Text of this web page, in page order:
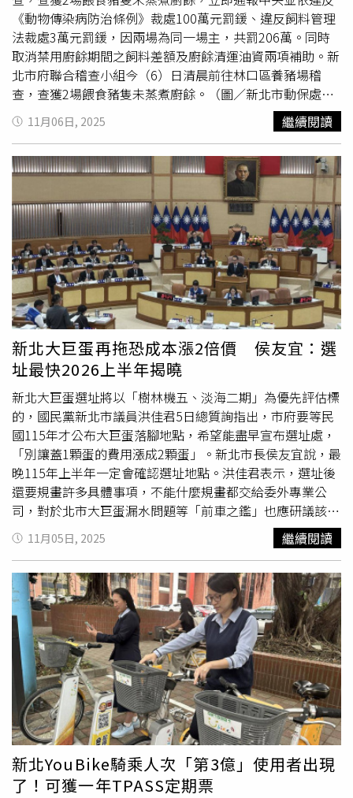
收獲珍貴的自然體驗。
《動物傳染病防治條例》裁處100萬元罰鍰、違反飼料管理
法裁處3萬元罰鍰，因兩場為同一場主，共罰206萬。同時
取消禁用廚餘期間之飼料差額及廚餘清運油資兩項補助。新
北市府聯合稽查小組今（6）日清晨前往林口區養豬場稽
查，查獲2場餵食豬隻未蒸煮廚餘。（圖／新北市動保處）
非洲豬瘟疫情防範不可鬆懈，新北市動保處今（6）日徹夜
查察林口豬場廚餘禁餵狀況，於清晨4時許發現廚餘車輛載
有廚餘桶停置場外，且廚餘車上裝有28桶廚餘，經開蓋逐一
檢視，違規事證明確。緊連旁邊養豬場其蒸煮槽亦裝滿未蒸
煮廚餘，以及4桶動物性廚油，場主及環保局人員目測槽內
至少有100桶份量。場主坦承，攪碎後未蒸煮餵食豬隻。稽
查小組表示，該2場為同一場主經營，兩場緊鄰、共飼養約
1700頭豬隻，使用同一套蒸煮設備，該業者違反防疫規
定，運載廚餘並餵飼未蒸煮廚餘養豬，依據《動物傳染病防
治條例》第43條，處最重罰。聯合稽查小組立即要求業者將
廚餘載運至新店焚化爐銷毀，並封鎖廚餘槽禁止再啟用，廚
餘採樣也已送往台大初篩實驗室送檢。今日通報中央災害應
變中心後，指揮官陳駿季指示，其違反廚餘使用，採限制上
市措施，新北市聯合稽查小組已將2違規場拉封鎖線，所有
豬隻移動管制15天，不准上市。違規畜牧場一律取消禁用廚
餘期間之飼料差額及廚餘清運油資兩項補助。新北市非洲豬
瘟災害應變中心強調，切勿心存僥倖，絕對嚴辦到底。為防
範非洲豬瘟疫情傳入，不得使用廚餘餵飼豬隻，後續將持續
辦理稽查，違規者將依法連續裁處。
11月06日, 2025 繼續閱讀
新北大巨蛋再拖恐成本漲2倍價 侯友宜：選
址最快2026上半年揭曉
新北大巨蛋選址將以「樹林機五、淡海二期」為優先評估標
的，國民黨新北市議員洪佳君5日總質詢指出，市府要等民
國115年才公布大巨蛋落腳地點，希望能盡早宣布選址處，
「別讓蓋1顆蛋的費用漲成2顆蛋」。新北市長侯友宜說，最
晚115年上半年一定會確認選址地點。洪佳君表示，選址後
還要規畫許多具體事項，不能什麼規畫都交給委外專業公
司，對於北市大巨蛋漏水問題等「前車之鑑」也應研議該如
何因應，不能完全置之不理。應盡快宣布及規畫細部內容，
否則工程愈延後，營建成本會不斷上漲，成本也會愈高，千
萬不要拖到要花「2顆蛋」的費用才蓋好「1顆蛋」。侯友宜
說，城鄉局仍在細部計畫中，目前已委託專業公司規畫，若
下周能順利結標，至少還需要半年準備時間。侯也強調，既
然要做，就要比「之前的」巨蛋做得更好，最晚明年上半年
一定會確認選址地點。針對大巨蛋議題，國民黨團書記長王
威元建議，首先應研析其他巨蛋的營運經驗，台北大巨蛋試
營運後出現的問題及因應之道，特別值得新北市借鏡；其
次，不應過度依賴外包，也不能將所有規畫完全交由委外公
司處理，市府必須有自己前瞻主導的思維。王威元說，近期
營建工料成本不斷上揚，市府應盡快完成先期評估，早點讓
巨蛋開始興建，新北才能善用有限的資源，孵出一顆真正的
「好蛋」。
11月05日, 2025 繼續閱讀
新北YouBike騎乘人次「第3億」使用者出現
了！可獲一年TPASS定期票